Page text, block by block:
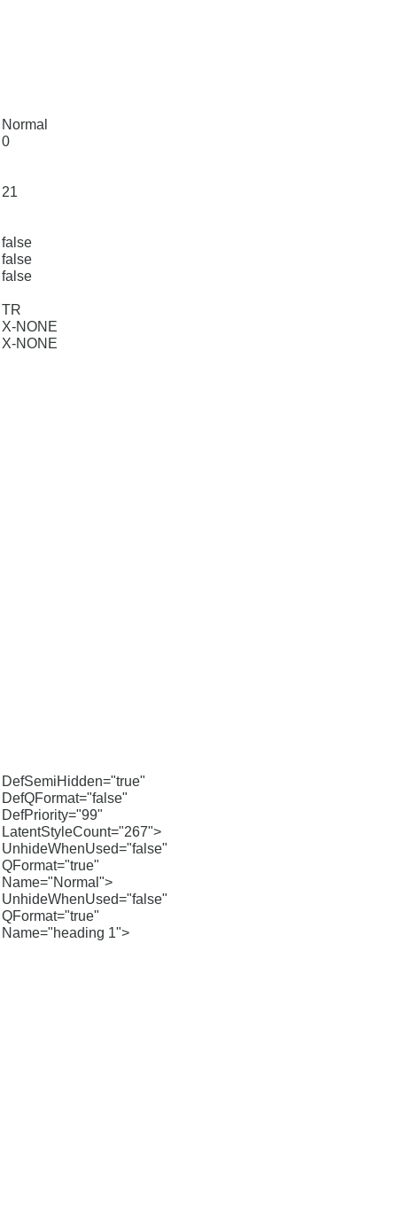
Normal
0
21
false
false
false
TR
X-NONE
X-NONE
DefSemiHidden="true"
DefQFormat="false"
DefPriority="99"
LatentStyleCount="267">
UnhideWhenUsed="false"
QFormat="true"
Name="Normal">
UnhideWhenUsed="false"
QFormat="true"
Name="heading 1">